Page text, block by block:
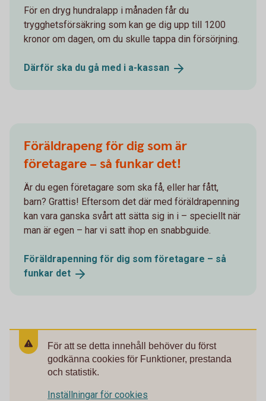
För en dryg hundralapp i månaden får du
trygghetsförsäkring som kan ge dig upp till 1200
kronor om dagen, om du skulle tappa din försörjning.
Därför ska du gå med i a-kassan
Föräldrapeng för dig som är
företagare – så funkar det!
Är du egen företagare som ska få, eller har fått,
barn? Grattis! Eftersom det där med föräldrapenning
kan vara ganska svårt att sätta sig in i – speciellt när
man är egen – har vi satt ihop en snabbguide.
Föräldrapenning för dig som företagare – så
funkar det
För att se detta innehåll behöver du först
godkänna cookies för Funktioner, prestanda
och statistik.
Inställningar för cookies